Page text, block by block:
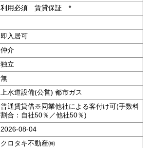
利用必須 賃貸保証 *
即入居可
仲介
独立
無
上水道設備(公営) 都市ガス
普通賃貸借※同業他社による客付け可(手数料
割合：自社50％／他社50％)
2026-08-04
クロタキ不動産㈱